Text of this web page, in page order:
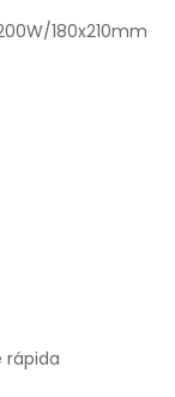
180x210mm
rápida